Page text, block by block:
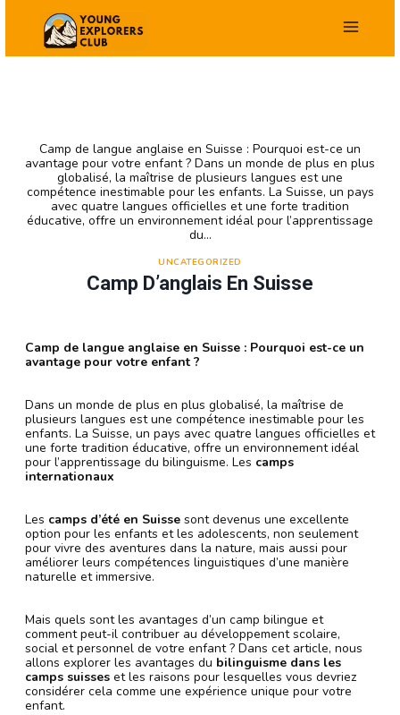
Camp D’anglais En Suisse
UNCATEGORIZED
Camp de langue anglaise en Suisse : Pourquoi est-ce un
avantage pour votre enfant ? Dans un monde de plus en plus
globalisé, la maîtrise de plusieurs langues est une
compétence inestimable pour les enfants. La Suisse, un pays
avec quatre langues officielles et une forte tradition
éducative, offre un environnement idéal pour l’apprentissage
du…
Camp de langue anglaise en Suisse : Pourquoi est-ce un
avantage pour votre enfant ?
Dans un monde de plus en plus globalisé, la maîtrise de
plusieurs langues est une compétence inestimable pour les
enfants. La Suisse, un pays avec quatre langues officielles et
une forte tradition éducative, offre un environnement idéal
pour l’apprentissage du bilinguisme. Les camps
internationaux
Les camps d’été en Suisse sont devenus une excellente
option pour les enfants et les adolescents, non seulement
pour vivre des aventures dans la nature, mais aussi pour
améliorer leurs compétences linguistiques d’une manière
naturelle et immersive.
Mais quels sont les avantages d’un camp bilingue et
comment peut-il contribuer au développement scolaire,
social et personnel de votre enfant ? Dans cet article, nous
allons explorer les avantages du bilinguisme dans les
camps suisses et les raisons pour lesquelles vous devriez
considérer cela comme une expérience unique pour votre
enfant.